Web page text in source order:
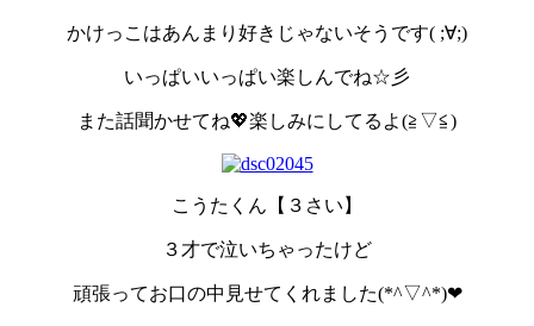
かけっこはあんまり好きじゃないそうです( ;∀;)
いっぱいいっぱい楽しんでね☆彡
また話聞かせてね💖楽しみにしてるよ(≧▽≦)
こうたくん【３さい】
３才で泣いちゃったけど
頑張ってお口の中見せてくれました(*^▽^*)❤